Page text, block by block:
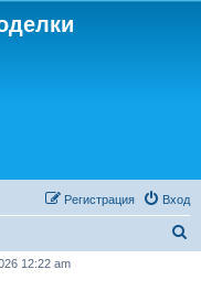
Вход
Регистрация
12:22 am